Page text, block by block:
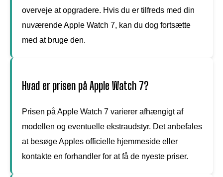
overveje at opgradere. Hvis du er tilfreds med din
nuværende Apple Watch 7, kan du dog fortsætte
med at bruge den.
Hvad er prisen på Apple Watch 7?
Prisen på Apple Watch 7 varierer afhængigt af
modellen og eventuelle ekstraudstyr. Det anbefales
at besøge Apples officielle hjemmeside eller
kontakte en forhandler for at få de nyeste priser.